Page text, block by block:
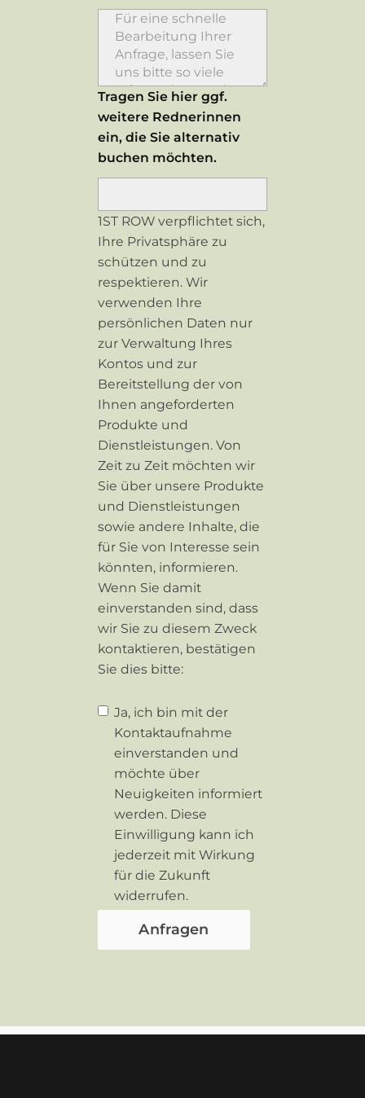
Tragen Sie hier ggf.
weitere Rednerinnen
ein, die Sie alternativ
buchen möchten.
1ST ROW verpflichtet sich,
Ihre Privatsphäre zu
schützen und zu
respektieren. Wir
verwenden Ihre
persönlichen Daten nur
zur Verwaltung Ihres
Kontos und zur
Bereitstellung der von
Ihnen angeforderten
Produkte und
Dienstleistungen. Von
Zeit zu Zeit möchten wir
Sie über unsere Produkte
und Dienstleistungen
sowie andere Inhalte, die
für Sie von Interesse sein
könnten, informieren.
Wenn Sie damit
einverstanden sind, dass
wir Sie zu diesem Zweck
kontaktieren, bestätigen
Sie dies bitte:
Ja, ich bin mit der
Kontaktaufnahme
einverstanden und
möchte über
Neuigkeiten informiert
werden. Diese
Einwilligung kann ich
jederzeit mit Wirkung
für die Zukunft
widerrufen.